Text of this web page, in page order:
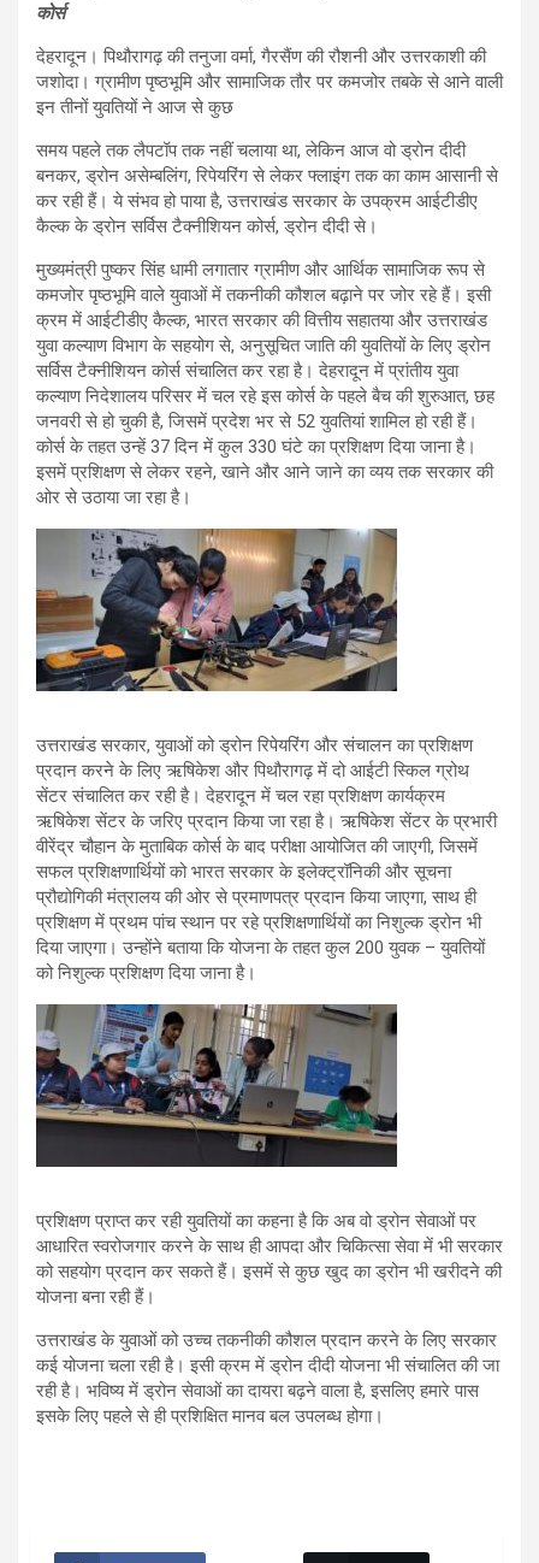
कोर्स
देहरादून। पिथौरागढ़ की तनुजा वर्मा, गैरसैंण की रौशनी और उत्तरकाशी की
जशोदा। ग्रामीण पृष्ठभूमि और सामाजिक तौर पर कमजोर तबके से आने वाली
इन तीनों युवतियों ने आज से कुछ
समय पहले तक लैपटॉप तक नहीं चलाया था, लेकिन आज वो ड्रोन दीदी
बनकर, ड्रोन असेम्बलिंग, रिपेयरिंग से लेकर फ्लाइंग तक का काम आसानी से
कर रही हैं। ये संभव हो पाया है, उत्तराखंड सरकार के उपक्रम आईटीडीए
कैल्क के ड्रोन सर्विस टैक्नीशियन कोर्स, ड्रोन दीदी से।
मुख्यमंत्री पुष्कर सिंह धामी लगातार ग्रामीण और आर्थिक सामाजिक रूप से
कमजोर पृष्ठभूमि वाले युवाओं में तकनीकी कौशल बढ़ाने पर जोर रहे हैं। इसी
क्रम में आईटीडीए कैल्क, भारत सरकार की वित्तीय सहातया और उत्तराखंड
युवा कल्याण विभाग के सहयोग से, अनुसूचित जाति की युवतियों के लिए ड्रोन
सर्विस टैक्नीशियन कोर्स संचालित कर रहा है। देहरादून में प्रांतीय युवा
कल्याण निदेशालय परिसर में चल रहे इस कोर्स के पहले बैच की शुरुआत, छह
जनवरी से हो चुकी है, जिसमें प्रदेश भर से 52 युवतियां शामिल हो रही हैं।
कोर्स के तहत उन्हें 37 दिन में कुल 330 घंटे का प्रशिक्षण दिया जाना है।
इसमें प्रशिक्षण से लेकर रहने, खाने और आने जाने का व्यय तक सरकार की
ओर से उठाया जा रहा है।
उत्तराखंड सरकार, युवाओं को ड्रोन रिपेयरिंग और संचालन का प्रशिक्षण
प्रदान करने के लिए ऋषिकेश और पिथौरागढ़ में दो आईटी स्किल ग्रोथ
सेंटर संचालित कर रही है। देहरादून में चल रहा प्रशिक्षण कार्यक्रम
ऋषिकेश सेंटर के जरिए प्रदान किया जा रहा है। ऋषिकेश सेंटर के प्रभारी
वीरेंद्र चौहान के मुताबिक कोर्स के बाद परीक्षा आयोजित की जाएगी, जिसमें
सफल प्रशिक्षणार्थियों को भारत सरकार के इलेक्ट्रॉनिकी और सूचना
प्रौद्योगिकी मंत्रालय की ओर से प्रमाणपत्र प्रदान किया जाएगा, साथ ही
प्रशिक्षण में प्रथम पांच स्थान पर रहे प्रशिक्षणार्थियों का निशुल्क ड्रोन भी
दिया जाएगा। उन्होंने बताया कि योजना के तहत कुल 200 युवक – युवतियों
को निशुल्क प्रशिक्षण दिया जाना है।
प्रशिक्षण प्राप्त कर रही युवतियों का कहना है कि अब वो ड्रोन सेवाओं पर
आधारित स्वरोजगार करने के साथ ही आपदा और चिकित्सा सेवा में भी सरकार
को सहयोग प्रदान कर सकते हैं। इसमें से कुछ खुद का ड्रोन भी खरीदने की
योजना बना रही हैं।
उत्तराखंड के युवाओं को उच्च तकनीकी कौशल प्रदान करने के लिए सरकार
कई योजना चला रही है। इसी क्रम में ड्रोन दीदी योजना भी संचालित की जा
रही है। भविष्य में ड्रोन सेवाओं का दायरा बढ़ने वाला है, इसलिए हमारे पास
इसके लिए पहले से ही प्रशिक्षित मानव बल उपलब्ध होगा।